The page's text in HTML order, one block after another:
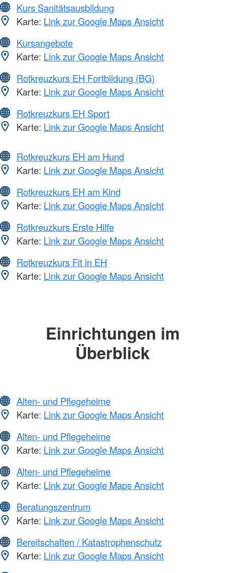
Kurs Sanitätsausbildung
Karte: Link zur Google Maps Ansicht
Kursangebote
Karte: Link zur Google Maps Ansicht
Rotkreuzkurs EH Fortbildung (BG)
Karte: Link zur Google Maps Ansicht
Rotkreuzkurs EH Sport
Karte: Link zur Google Maps Ansicht
Rotkreuzkurs EH am Hund
Karte: Link zur Google Maps Ansicht
Rotkreuzkurs EH am Kind
Karte: Link zur Google Maps Ansicht
Rotkreuzkurs Erste Hilfe
Karte: Link zur Google Maps Ansicht
Rotkreuzkurs Fit in EH
Karte: Link zur Google Maps Ansicht
Einrichtungen im
Überblick
Alten- und Pflegeheime
Karte: Link zur Google Maps Ansicht
Alten- und Pflegeheime
Karte: Link zur Google Maps Ansicht
Alten- und Pflegeheime
Karte: Link zur Google Maps Ansicht
Beratungszentrum
Karte: Link zur Google Maps Ansicht
Bereitschaften / Katastrophenschutz
Karte: Link zur Google Maps Ansicht